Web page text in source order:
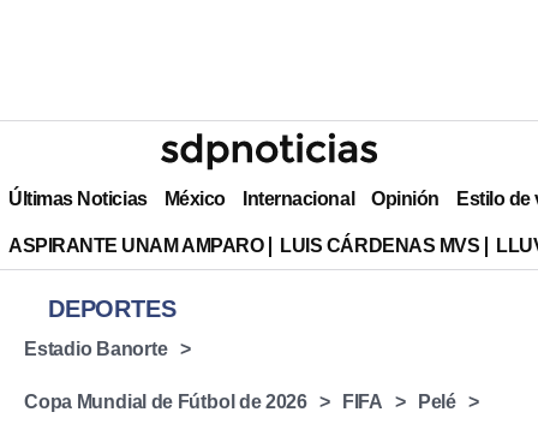
Últimas Noticias México Internacional Opinión Estilo de
ASPIRANTE UNAM AMPARO LUIS CÁRDENAS MVS
DEPORTES
Estadio Banorte
Copa Mundial de Fútbol de 2026 FIFA Pelé